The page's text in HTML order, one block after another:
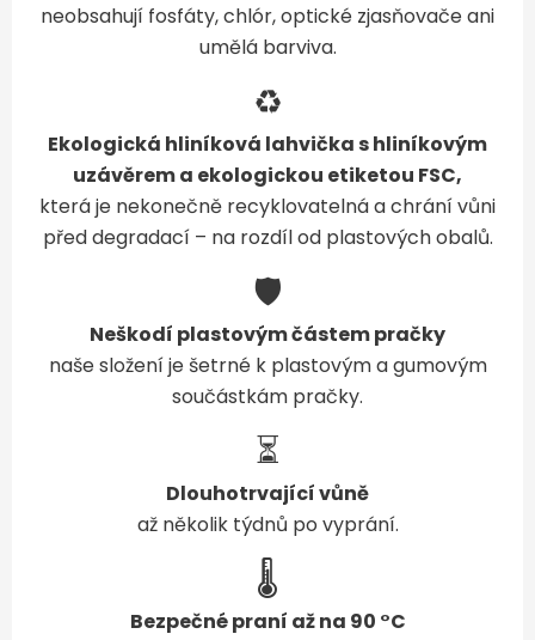
neobsahují fosfáty, chlór, optické zjasňovače ani
umělá barviva.
♻️
Ekologická hliníková lahvička s hliníkovým
uzávěrem a ekologickou etiketou FSC,
která je nekonečně recyklovatelná a chrání vůni
před degradací – na rozdíl od plastových obalů.
🛡️
Neškodí plastovým částem pračky
naše složení je šetrné k plastovým a gumovým
součástkám pračky.
⏳
Dlouhotrvající vůně
až několik týdnů po vyprání.
🌡️
Bezpečné praní až na 90 °C